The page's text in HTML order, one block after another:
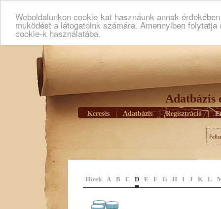
Weboldalunkon cookie-kat hasznáunk annak
muködést a látogatóink számára. Amennyiben
cookie-k használatába.
Adatbázis
Keresés Adatbázis | Regisztráció |
Hírek A B C D E F G H I J K L